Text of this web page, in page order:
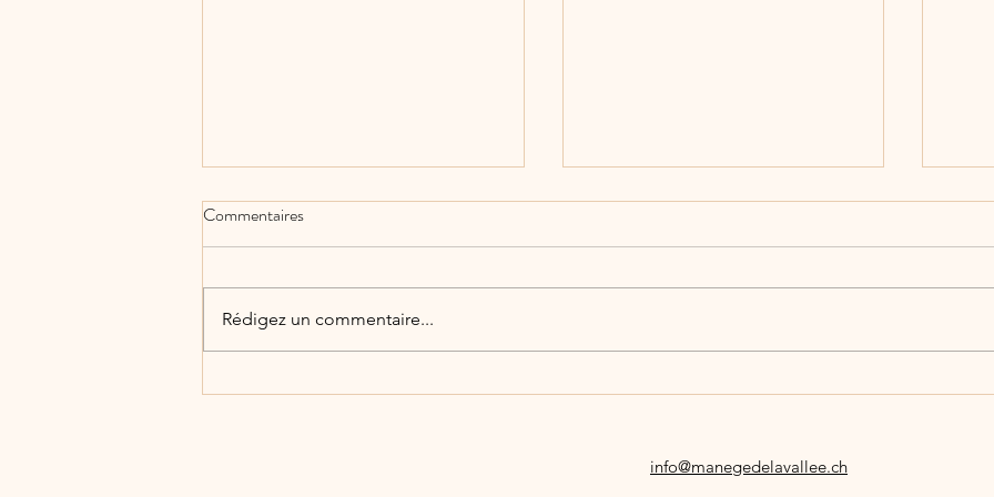
Portes Ouvertes le 16 novembre
Le cheval, mon élève ou mon
Commentaires
Rédigez un commentaire...
info@manegedelavallee.ch